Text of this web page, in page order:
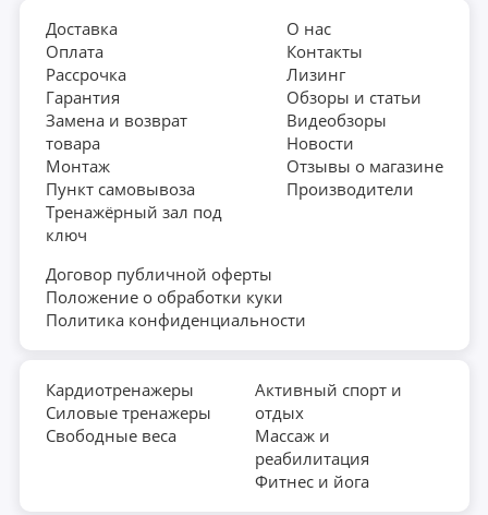
Доставка
Оплата
Рассрочка
Гарантия
Замена и возврат
товара
Монтаж
Пункт самовывоза
Тренажёрный зал под
ключ
О нас
Контакты
Лизинг
Обзоры и статьи
Видеобзоры
Новости
Отзывы о магазине
Производители
Договор публичной оферты
Положение о обработки куки
Политика конфиденциальности
Кардиотренажеры
Силовые тренажеры
Свободные веса
Активный спорт и
отдых
Массаж и
реабилитация
Фитнес и йога